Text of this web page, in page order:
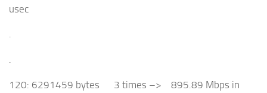
usec
.
.
120: 6291459 bytes 3 times –> 895.89 Mbps in